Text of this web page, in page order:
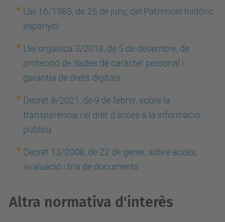
Llei 16/1985, de 25 de juny, del Patrimoni històric
espanyol
Llei orgànica 3/2018, de 5 de desembre, de
protecció de dades de caràcter personal i
garantia de drets digitals
Decret 8/2021, de 9 de febrer, sobre la
transparència i el dret d'accés a la informació
pública
Decret 13/2008, de 22 de gener, sobre accés,
avaluació i tria de documents
Altra normativa d'interès